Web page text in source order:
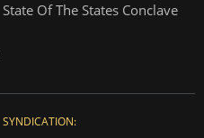
State Of The States Conclave
SYNDICATION: